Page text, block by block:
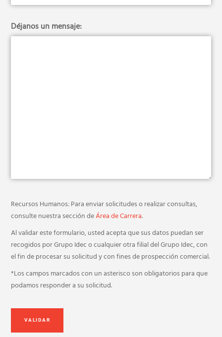
Déjanos un mensaje:
Recursos Humanos: Para enviar solicitudes o realizar consultas,
consulte nuestra sección deÁrea de Carrera.
Al validar este formulario, usted acepta que sus datos puedan ser
recogidos por Grupo Idec o cualquier otra filial del Grupo Idec, con
el fin de procesar su solicitud y con fines de prospección comercial.
*Los campos marcados con un asterisco son obligatorios para que
podamos responder a su solicitud.